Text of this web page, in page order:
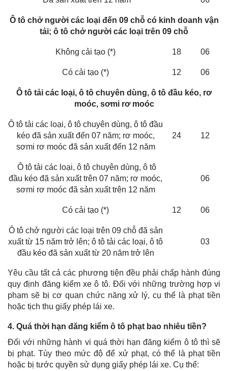
Ô tô chở người các loại đến 09 chỗ có kinh doanh vận
tải; ô tô chở người các loại trên 09 chỗ
Không cải tạo (*) 18 06
Có cải tạo (*) 12 06
Ô tô tải các loại, ô tô chuyên dùng, ô tô đầu kéo, rơ
moóc, sơmi rơ moóc
Ô tô tải các loại, ô tô chuyên dùng, ô tô đầu
kéo đã sản xuất đến 07 năm; rơ moóc,
sơmi rơ moóc đã sản xuất đến 12 năm
24 12
Ô tô tải các loại, ô tô chuyên dùng, ô tô
đầu kéo đã sản xuất trên 07 năm; rơ moóc,
sơmi rơ moóc đã sản xuất trên 12 năm
06
Có cải tạo (*) 12 06
Ô tô chở người các loại trên 09 chỗ đã sản
xuất từ 15 năm trở lên; ô tô tải các loại, ô tô
đầu kéo đã sản xuất từ 20 năm trở lên
03
Yêu cầu tất cả các phương tiện đều phải chấp hành đúng
quy định đăng kiểm xe ô tô. Đối với những trường hợp vi
phạm sẽ bị cơ quan chức năng xử lý, cụ thể là phạt tiền
hoặc tịch thu giấy phép lái xe.
4. Quá thời hạn đăng kiểm ô tô phạt bao nhiêu tiền?
Đối với những hành vi quá thời hạn đăng kiểm ô tô thì sẽ
bị phạt. Tùy theo mức độ để xử phạt, có thể là phạt tiền
hoặc bị tước quyền sử dụng giấy phép lái xe. Cụ thể: